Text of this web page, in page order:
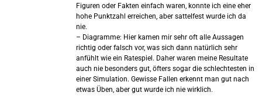
Figuren oder Fakten einfach waren, konnte ich eine eher
hohe Punktzahl erreichen, aber sattelfest wurde ich da
nie.
– Diagramme: Hier kamen mir sehr oft alle Aussagen
richtig oder falsch vor, was sich dann natürlich sehr
anfühlt wie ein Ratespiel. Daher waren meine Resultate
auch nie besonders gut, öfters sogar die schlechtesten in
einer Simulation. Gewisse Fallen erkennt man gut nach
etwas Üben, aber gut wurde ich nie wirklich.